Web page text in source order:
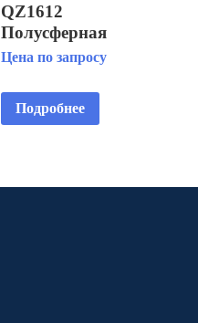
QZ1612
Полусферная
фонтанная насадка
Цена по запросу
Подробнее